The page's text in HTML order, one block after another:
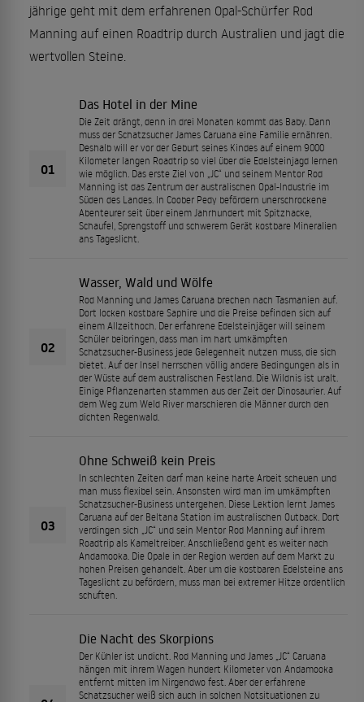
jährige geht mit dem erfahrenen Opal-Schürfer Rod
Manning auf einen Roadtrip durch Australien und jagt die
wertvollen Steine.
01
Das Hotel in der Mine
Die Zeit drängt, denn in drei Monaten kommt das Baby. Dann
muss der Schatzsucher James Caruana eine Familie ernähren.
Deshalb will er vor der Geburt seines Kindes auf einem 9000
Kilometer langen Roadtrip so viel über die Edelsteinjagd lernen
wie möglich. Das erste Ziel von „JC“ und seinem Mentor Rod
Manning ist das Zentrum der australischen Opal-Industrie im
Süden des Landes. In Coober Pedy befördern unerschrockene
Abenteurer seit über einem Jahrhundert mit Spitzhacke,
Schaufel, Sprengstoff und schwerem Gerät kostbare Mineralien
ans Tageslicht.
02
Wasser, Wald und Wölfe
Rod Manning und James Caruana brechen nach Tasmanien auf.
Dort locken kostbare Saphire und die Preise befinden sich auf
einem Allzeithoch. Der erfahrene Edelsteinjäger will seinem
Schüler beibringen, dass man im hart umkämpften
Schatzsucher-Business jede Gelegenheit nutzen muss, die sich
bietet. Auf der Insel herrschen völlig andere Bedingungen als in
der Wüste auf dem australischen Festland. Die Wildnis ist uralt.
Einige Pflanzenarten stammen aus der Zeit der Dinosaurier. Auf
dem Weg zum Weld River marschieren die Männer durch den
dichten Regenwald.
03
Ohne Schweiß kein Preis
In schlechten Zeiten darf man keine harte Arbeit scheuen und
man muss flexibel sein. Ansonsten wird man im umkämpften
Schatzsucher-Business untergehen. Diese Lektion lernt James
Caruana auf der Beltana Station im australischen Outback. Dort
verdingen sich „JC“ und sein Mentor Rod Manning auf ihrem
Roadtrip als Kameltreiber. Anschließend geht es weiter nach
Andamooka. Die Opale in der Region werden auf dem Markt zu
hohen Preisen gehandelt. Aber um die kostbaren Edelsteine ans
Tageslicht zu befördern, muss man bei extremer Hitze ordentlich
schuften.
Die Nacht des Skorpions
Der Kühler ist undicht. Rod Manning und James „JC“ Caruana
hängen mit ihrem Wagen hundert Kilometer von Andamooka
entfernt mitten im Nirgendwo fest. Aber der erfahrene
Schatzsucher weiß sich auch in solchen Notsituationen zu